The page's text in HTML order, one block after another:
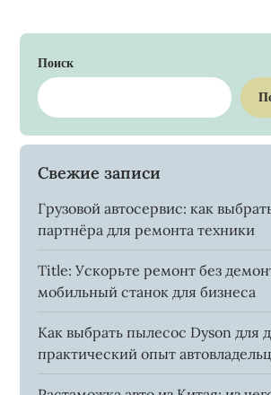
Поиск
Свежие записи
Грузовой автосервис: как
партнёра для ремонта техники
Title: Ускорьте ремонт без
мобильный станок для бизнеса
Как выбрать пылесос Dyson для
практический опыт